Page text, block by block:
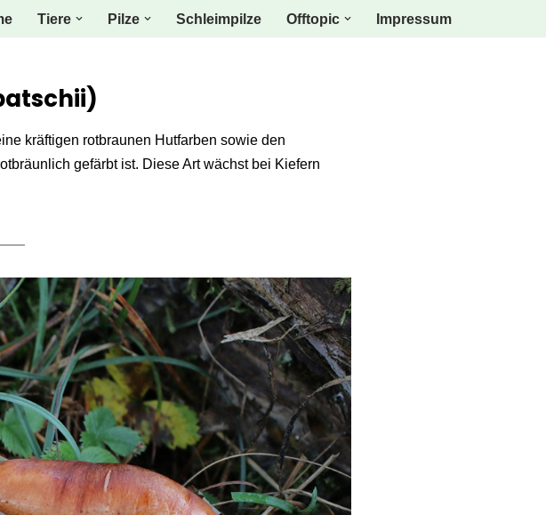
Tiere Pilze Schleimpilze Offtopic Impressum
kräftigen rotbraunen Hutfarben sowie den
gefärbt ist. Diese Art wächst bei Kiefern